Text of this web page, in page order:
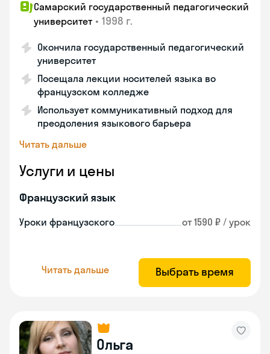
Самарский государственный педагогический
университет • 1998 г.
Окончила государственный педагогический
университет
Посещала лекции носителей языка во
французском колледже
Использует коммуникативный подход для
преодоления языкового барьера
Читать дальше
Услуги и цены
Французский язык
Уроки французского от 1590 ₽ / урок
Читать дальше Выбрать время
Ольга